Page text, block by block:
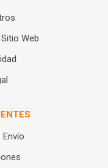
Web